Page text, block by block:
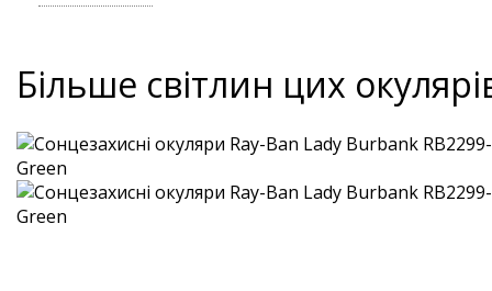
Більше світлин цих